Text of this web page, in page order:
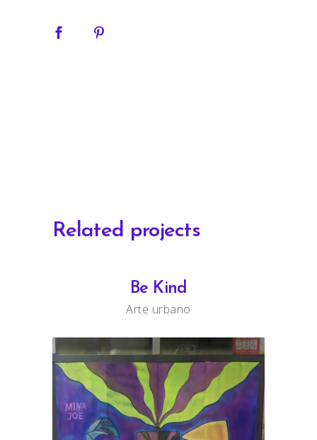
Related projects
Be Kind
Arte urbano